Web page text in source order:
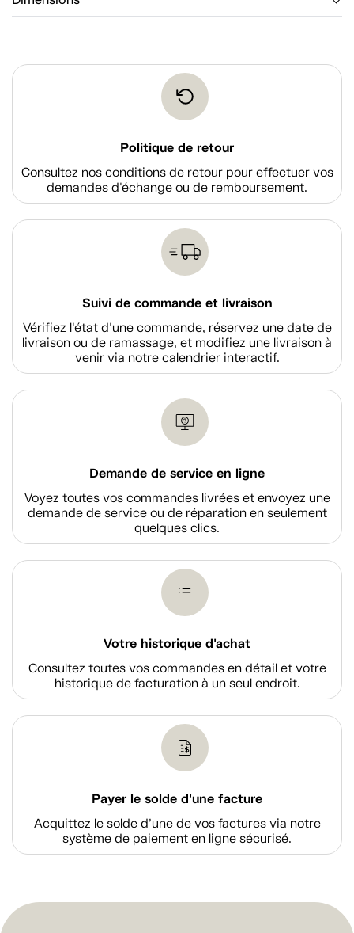
Politique de retour
Consultez nos conditions de retour pour effectuer vos
demandes d'échange ou de remboursement.
Suivi de commande et livraison
Vérifiez l'état d'une commande, réservez une date de
livraison ou de ramassage, et modifiez une livraison à
venir via notre calendrier interactif.
Demande de service en ligne
Voyez toutes vos commandes livrées et envoyez une
demande de service ou de réparation en seulement
quelques clics.
Votre historique d'achat
Consultez toutes vos commandes en détail et votre
historique de facturation à un seul endroit.
Payer le solde d'une facture
Acquittez le solde d’une de vos factures via notre
système de paiement en ligne sécurisé.